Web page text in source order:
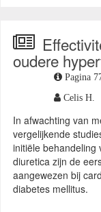
oudere
Pagina
Celis H.
In afwachting van
vergelijkende
initiële behandeling
diuretica zijn de
aangewezen bij
diabetes mellitus.